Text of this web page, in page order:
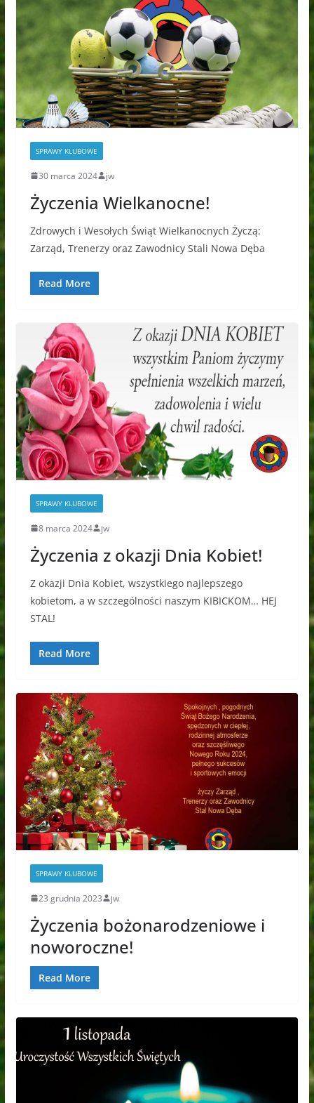
SPRAWY KLUBOWE
30 marca 2024 jw
Życzenia Wielkanocne!
Zdrowych i Wesołych Świąt Wielkanocnych Życzą:
Zarząd, Trenerzy oraz Zawodnicy Stali Nowa Dęba
Read More
SPRAWY KLUBOWE
8 marca 2024 jw
Życzenia z okazji Dnia Kobiet!
Z okazji Dnia Kobiet, wszystkiego najlepszego
kobietom, a w szczególności naszym KIBICKOM… HEJ
STAL!
Read More
SPRAWY KLUBOWE
23 grudnia 2023 jw
Życzenia bożonarodzeniowe i
noworoczne!
Read More